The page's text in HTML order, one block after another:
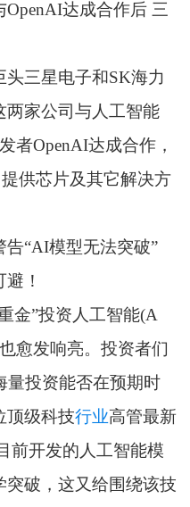
达成合作后 三
三星电子和SK海力
两家公司与人工智能
者OpenAI达成合作，
提供芯片及其它解决方
“AI模型无法突破”
！
”投资人工智能(A
愈发响亮。投资者们
量投资能否在预期时
顶级科技行业高管最新
前开发的人工智能模
破，这又给围绕该技